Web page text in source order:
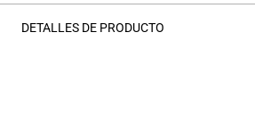
DETALLES DE PRODUCTO